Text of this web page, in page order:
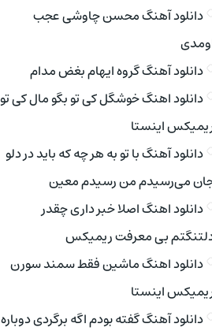
دانلود آهنگ محسن چاوشی عجب
دانلود آهنگ گروه ایهام بغض مدام
دانلود اهنگ خوشگل کی تو بگو مال کی تو
اینستا
دانلود آهنگ با تو به هر چه که باید در دلو
می‌رسیدم من رسیدم معین
دانلود اهنگ اصلا خبر داری چقدر
بی معرفت ریمیکس
دانلود اهنگ ماشین فقط سمند سورن
اینستا
دانلود آهنگ گفته بودم اگه برگردی دوباره